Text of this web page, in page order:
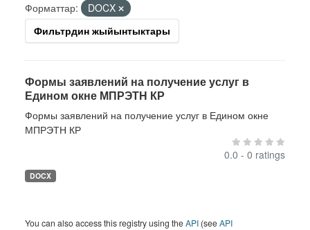
Форматтар:
DOCX
Фильтрдин жыйынтыктары
Формы заявлений на получение услуг в
Едином окне МПРЭТН КР
Формы заявлений на получение услуг в Едином окне
МПРЭТН КР
0.0 - 0 ratings
DOCX
You can also access this registry using theAPI (seeAPI